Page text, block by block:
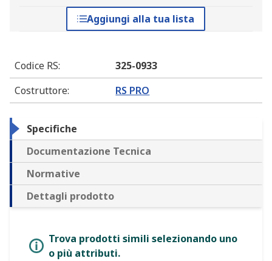
Aggiungi alla tua lista
Codice RS:
325-0933
Costruttore: RS PRO
Specifiche
Documentazione Tecnica
Normative
Dettagli prodotto
Trova prodotti simili selezionando uno
o più attributi.